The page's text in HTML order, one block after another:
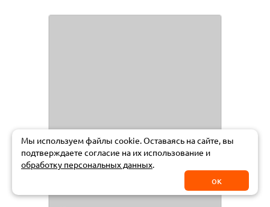
Мы используем файлы cookie. Оставаясь на сайте, вы
подтверждаете согласие на их использование и
обработку персональных данных
ок